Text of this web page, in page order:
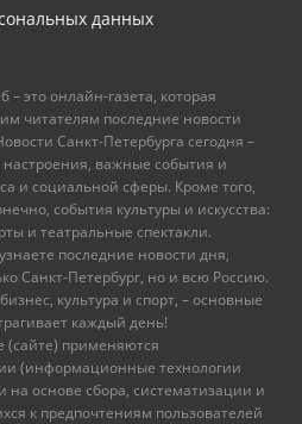
данных
это онлайн-газета, которая
читателям последние новости
Санкт-Петербурга сегодня –
важные события и
и социальной сферы. Кроме того,
события культуры и искусства:
и театральные спектакли.
последние новости дня,
Санкт-Петербург, но и всю Россию.
культура и спорт, – основные
каждый день!
применяются
(информационные технологии
основе сбора, систематизации и
к предпочтениям пользователей